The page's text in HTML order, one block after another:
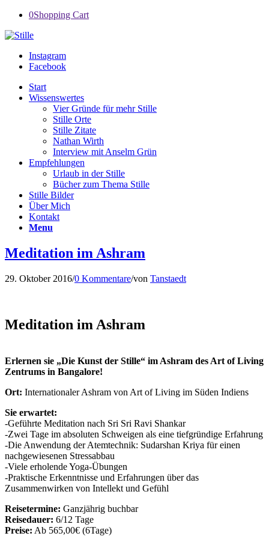
0Shopping Cart
Instagram
Facebook
Start
Wissenswertes
Vier Gründe für mehr Stille
Stille Orte
Stille Zitate
Nathan Wirth
Interview mit Anselm Grün
Empfehlungen
Urlaub in der Stille
Bücher zum Thema Stille
Stille Bilder
Über Mich
Kontakt
Menu
Meditation im Ashram
29. Oktober 2016/0 Kommentare/von Tanstaedt
Meditation im Ashram
Erlernen sie „Die Kunst der Stille“ im Ashram des Art of Living
Zentrums in Bangalore!
Ort: Internationaler Ashram von Art of Living im Süden Indiens
Sie erwartet:
-Geführte Meditation nach Sri Sri Ravi Shankar
-Zwei Tage im absoluten Schweigen als eine tiefgründige Erfahrung
-Die Anwendung der Atemtechnik: Sudarshan Kriya für einen
nachgewiesenen Stressabbau
-Viele erholende Yoga-Übungen
-Praktische Erkenntnisse und Erfahrungen über das
Zusammenwirken von Intellekt und Gefühl
Reisetermine: Ganzjährig buchbar
Reisedauer: 6/12 Tage
Preise: Ab 565,00€ (6Tage)